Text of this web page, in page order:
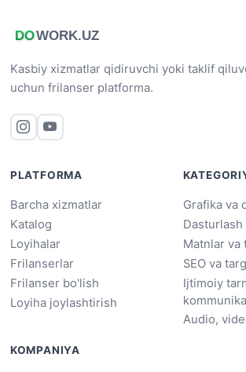
Kasbiy xizmatlar qidiruvchi yoki taklif
uchun frilanser platforma.
PLATFORMA
Barcha xizmatlar
Katalog
Loyihalar
Frilanserlar
Frilanser bo'lish
Loyiha joylashtirish
Grafika va
Matnlar va
SEO va
Ijtimoiy
Audio,
KOMPANIYA